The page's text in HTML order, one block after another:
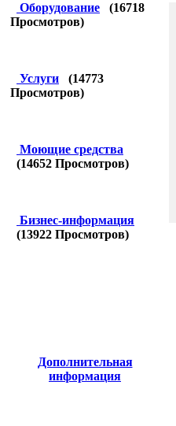
Оборудование (16718
Просмотров)
Услуги (14773
Просмотров)
Моющие средства
(14652 Просмотров)
Бизнес-информация
(13922 Просмотров)
Дополнительная
информация